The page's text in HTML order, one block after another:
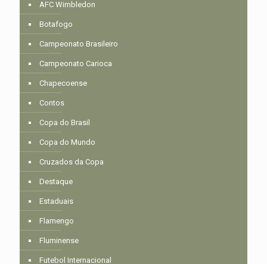
AFC Wimbledon
Botafogo
Campeonato Brasileiro
Campeonato Carioca
Chapecoense
Contos
Copa do Brasil
Copa do Mundo
Cruzados da Copa
Destaque
Estaduais
Flamengo
Fluminense
Futebol Internacional